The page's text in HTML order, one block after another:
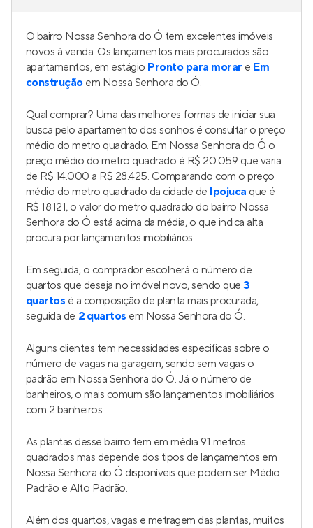
O bairro Nossa Senhora do Ó tem excelentes imóveis
novos à venda. Os lançamentos mais procurados são
apartamentos, em estágio Pronto para morar e Em
construção em Nossa Senhora do Ó.
Qual comprar? Uma das melhores formas de iniciar sua
busca pelo apartamento dos sonhos é consultar o preço
médio do metro quadrado. Em Nossa Senhora do Ó o
preço médio do metro quadrado é R$ 20.059 que varia
de R$ 14.000 a R$ 28.425. Comparando com o preço
médio do metro quadrado da cidade de Ipojuca que é
R$ 18.121, o valor do metro quadrado do bairro Nossa
Senhora do Ó está acima da média, o que indica alta
procura por lançamentos imobiliários.
Em seguida, o comprador escolherá o número de
quartos que deseja no imóvel novo, sendo que 3
quartos é a composição de planta mais procurada,
seguida de 2 quartos em Nossa Senhora do Ó.
Alguns clientes tem necessidades especificas sobre o
número de vagas na garagem, sendo sem vagas o
padrão em Nossa Senhora do Ó. Já o número de
banheiros, o mais comum são lançamentos imobiliários
com 2 banheiros.
As plantas desse bairro tem em média 91 metros
quadrados mas depende dos tipos de lançamentos em
Nossa Senhora do Ó disponíveis que podem ser Médio
Padrão e Alto Padrão.
Além dos quartos, vagas e metragem das plantas, muitos